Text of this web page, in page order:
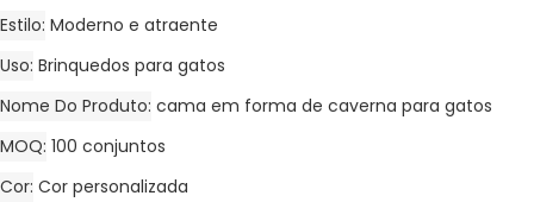
Estilo Moderno e atraente
Uso Brinquedos para gatos
Nome Do Produto cama em forma de caverna para gatos
MOQ 100 conjuntos
Cor Cor personalizada